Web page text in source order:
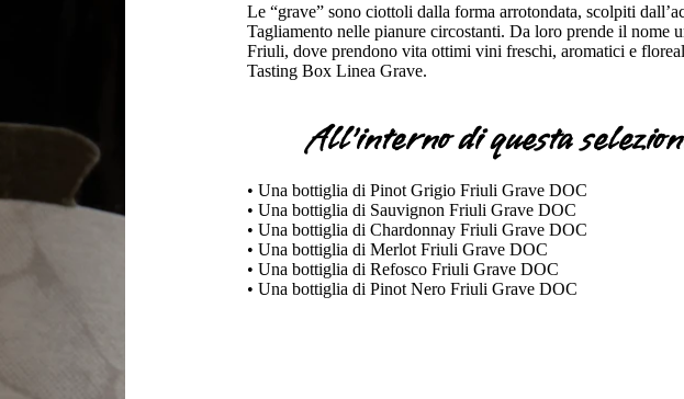
Le “grave” sono ciottoli dalla forma arrotondata, scolpiti
Tagliamento nelle pianure circostanti. Da loro prende il nome
Friuli, dove prendono vita ottimi vini freschi, aromatici e
Tasting Box Linea Grave.
All'interno di questa
• Una bottiglia di Pinot Grigio Friuli Grave DOC
• Una bottiglia di Sauvignon Friuli Grave DOC
• Una bottiglia di Chardonnay Friuli Grave DOC
• Una bottiglia di Merlot Friuli Grave DOC
• Una bottiglia di Refosco Friuli Grave DOC
• Una bottiglia di Pinot Nero Friuli Grave DOC